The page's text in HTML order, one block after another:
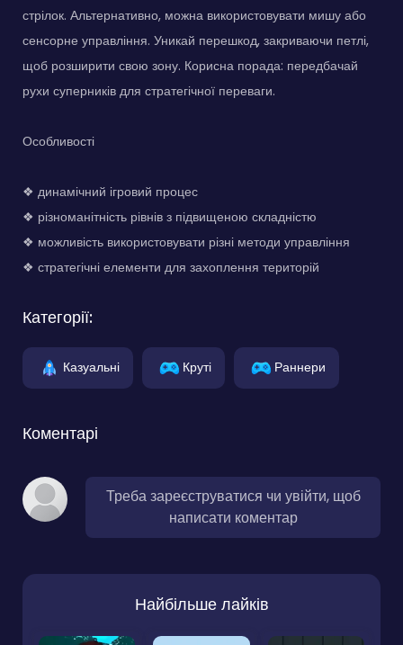
стрілок. Альтернативно, можна використовувати мишу або
сенсорне управління. Уникай перешкод, закриваючи петлі,
щоб розширити свою зону. Корисна порада: передбачай
рухи суперників для стратегічної переваги.
Особливості
❖ динамічний ігровий процес
❖ різноманітність рівнів з підвищеною складністю
❖ можливість використовувати різні методи управління
❖ стратегічні елементи для захоплення територій
Категорії:
Казуальні Круті Раннери
Коментарі
Треба зареєструватися чи увійти, щоб
написати коментар
Найбільше лайків